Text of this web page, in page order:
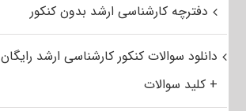
دفترچه کارشناسی ارشد بدون کنکور
دانلود سوالات کنکور کارشناسی ارشد رایگان
+ کلید سوالات